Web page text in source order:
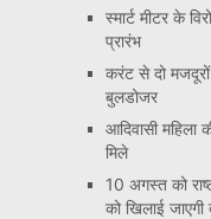
स्मार्ट मीटर के
प्रारंभ
करंट से दो
बुलडोजर
आदिवासी
मिले
10 अगस्त को
को खिलाई जाएगी